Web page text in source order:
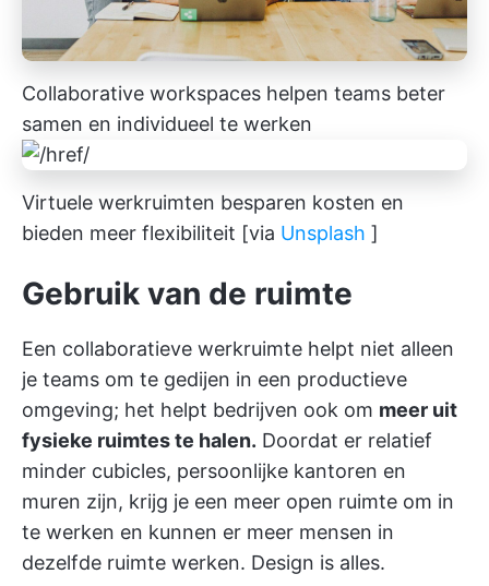
Collaborative workspaces helpen teams beter
samen en individueel te werken
Virtuele werkruimten besparen kosten en
bieden meer flexibiliteit [via Unsplash ]
Gebruik van de ruimte
Een collaboratieve werkruimte helpt niet alleen
je teams om te gedijen in een productieve
omgeving; het helpt bedrijven ook om meer uit
fysieke ruimtes te halen. Doordat er relatief
minder cubicles, persoonlijke kantoren en
muren zijn, krijg je een meer open ruimte om in
te werken en kunnen er meer mensen in
dezelfde ruimte werken. Design is alles.